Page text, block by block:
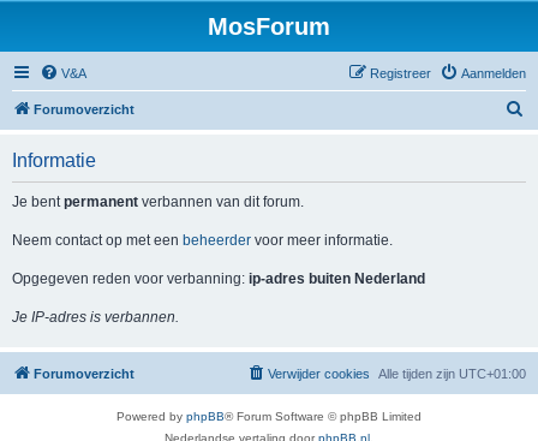
MosForum
V&A Aanmelden
Registreer
Forumoverzicht
Informatie
Je bentpermanent verbannen van dit forum.
Neem contact op met een beheerder voor meer informatie.
Opgegeven reden voor verbanning: ip-adres buiten Nederland
Je IP-adres is verbannen.
Forumoverzicht Alle tijden zijn UTC+01:00
Verwijder cookies
Powered by phpBB® Forum Software © phpBB Limited
Nederlandse vertaling doorphpBB.nl